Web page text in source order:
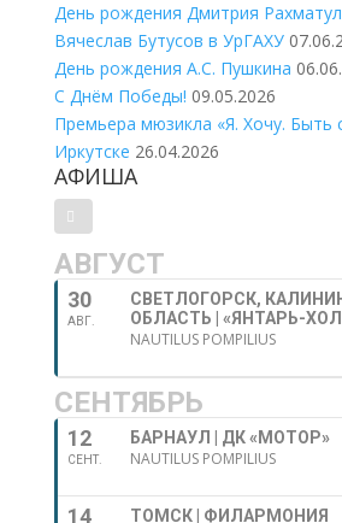
День рождения Дмитрия
Вячеслав Бутусов в УрГАХУ
День рождения А.С. Пушкина
С Днём Победы! 09.05.2026
Премьера мюзикла «Я. Хочу. Быть
Иркутске 26.04.2026
АФИША
АВГУСТ
30
АВГ.
СВЕТЛОГОРСК,
ОБЛАСТЬ | «ЯНТАРЬ-
NAUTILUS POMPILIUS
СЕНТЯБРЬ
12
СЕНТ.
БАРНАУЛ | ДК «МОТОР»
NAUTILUS POMPILIUS
14 ТОМСК | ФИЛАРМОНИЯ